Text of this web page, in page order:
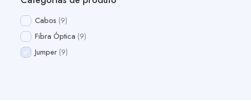
Cabos 9
Fibra Óptica 9
Jumper 9